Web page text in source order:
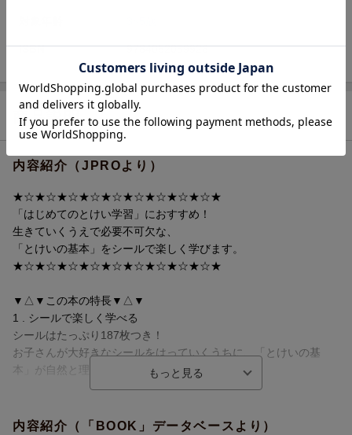
ISBN 9784052059926
商品説明
内容紹介（JPROより）
★☆★☆★☆★☆★☆★☆★☆★☆★☆★
「はじめてのとけい学習」におすすめ！
生きていくうえで必要不可欠な、
「とけいの基本」をシールで楽しく学びます。
★☆★☆★☆★☆★☆★☆★☆★☆★☆★
▼△▼この本の特長▼△▼
1 . シールで楽しく学べる
シールはたっぷり187枚つき！
お子さんが大好きなシールをはっていくうちに、「とけいの基
本」が自然と理解できます。
【時計の認識】さまざまな時計を認識します。
内容紹介（「BOOK」データベースより）